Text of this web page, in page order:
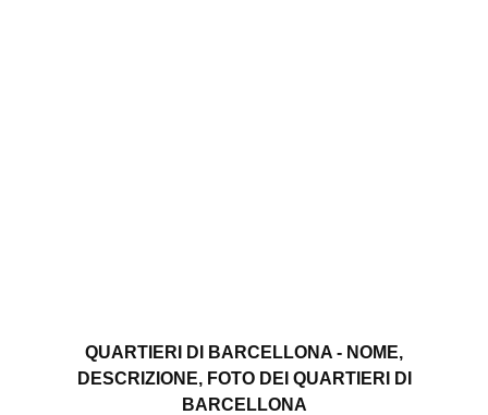
QUARTIERI DI BARCELLONA - NOME,
DESCRIZIONE, FOTO DEI QUARTIERI DI
BARCELLONA